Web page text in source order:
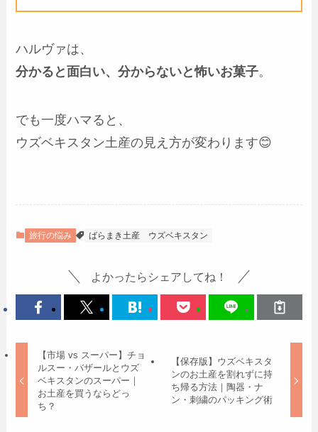
ハルヴァは、
分かると面白い、分からないと怖いお菓子。
でも一度ハマると、
ウズベキスタン土産の見え方が変わります😊
旅行の悩み ばらまき土産 ウズベキスタン
よかったらシェアしてね！
【市場 vs スーパー】チョ
ルスー・バザールとウズ
ベキスタンのスーパー｜
お土産を買うならどっ
ち？
【保存版】ウズベキスタ
ンのお土産を割れずに持
ち帰る方法｜陶器・ナ
ン・刺繍のパッキング術